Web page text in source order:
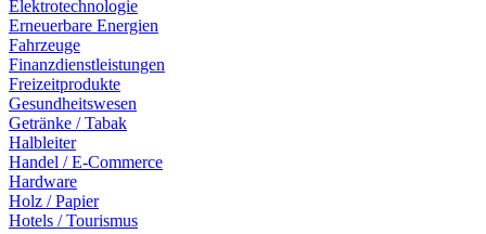
Elektrotechnologie
Erneuerbare Energien
Fahrzeuge
Finanzdienstleistungen
Freizeitprodukte
Gesundheitswesen
Getränke / Tabak
Halbleiter
Handel / E-Commerce
Hardware
Holz / Papier
Hotels / Tourismus